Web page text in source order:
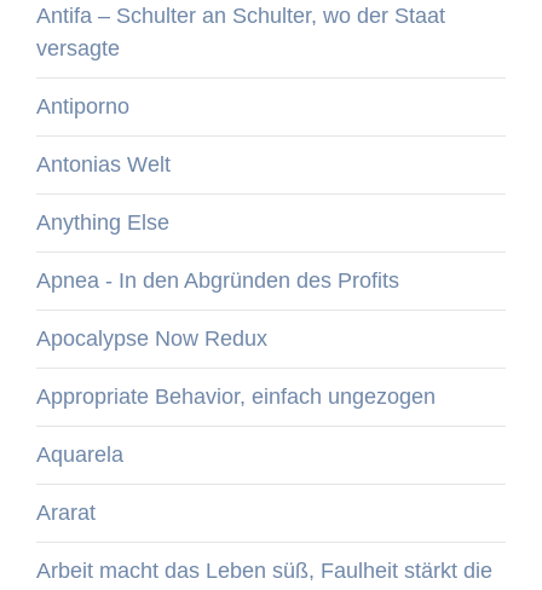
Antifa – Schulter an Schulter, wo der Staat
versagte
Antiporno
Antonias Welt
Anything Else
Apnea - In den Abgründen des Profits
Apocalypse Now Redux
Appropriate Behavior, einfach ungezogen
Aquarela
Ararat
Arbeit macht das Leben süß, Faulheit stärkt die